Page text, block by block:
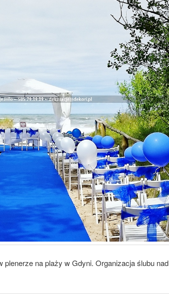
plenerze na plaży w Gdyni. Organizacja ślubu nad